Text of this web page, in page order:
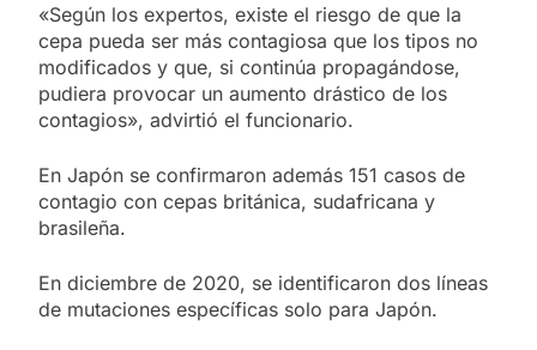
«Según los expertos, existe el riesgo de que la
cepa pueda ser más contagiosa que los tipos no
modificados y que, si continúa propagándose,
pudiera provocar un aumento drástico de los
contagios», advirtió el funcionario.
En Japón se confirmaron además 151 casos de
contagio con cepas británica, sudafricana y
brasileña.
En diciembre de 2020, se identificaron dos líneas
de mutaciones específicas solo para Japón.